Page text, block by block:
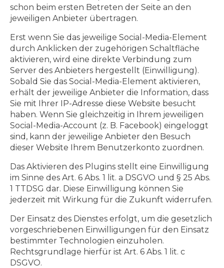
schon beim ersten Betreten der Seite an den
jeweiligen Anbieter übertragen.
Erst wenn Sie das jeweilige Social-Media-Element
durch Anklicken der zugehörigen Schaltfläche
aktivieren, wird eine direkte Verbindung zum
Server des Anbieters hergestellt (Einwilligung).
Sobald Sie das Social-Media-Element aktivieren,
erhält der jeweilige Anbieter die Information, dass
Sie mit Ihrer IP-Adresse diese Website besucht
haben. Wenn Sie gleichzeitig in Ihrem jeweiligen
Social-Media-Account (z. B. Facebook) eingeloggt
sind, kann der jeweilige Anbieter den Besuch
dieser Website Ihrem Benutzerkonto zuordnen.
Das Aktivieren des Plugins stellt eine Einwilligung
im Sinne des Art. 6 Abs. 1 lit. a DSGVO und § 25 Abs.
1 TTDSG dar. Diese Einwilligung können Sie
jederzeit mit Wirkung für die Zukunft widerrufen.
Der Einsatz des Dienstes erfolgt, um die gesetzlich
vorgeschriebenen Einwilligungen für den Einsatz
bestimmter Technologien einzuholen.
Rechtsgrundlage hierfür ist Art. 6 Abs. 1 lit. c
DSGVO.